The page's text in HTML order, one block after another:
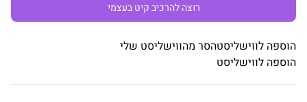
רוצה להרכיב קיט בעצמי
הוספה לווישליסטהסר מהווישליסט שלי
הוספה לווישליסט